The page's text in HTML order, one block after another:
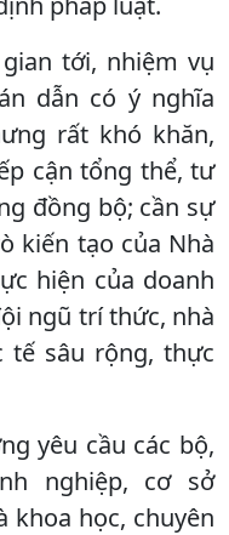
tới, nhiệm vụ
dẫn có ý nghĩa
rất khó khăn,
cận tổng thể, tư
đồng bộ; cần sự
kiến tạo của Nhà
hiện của doanh
ngũ trí thức, nhà
tế sâu rộng, thực
yêu cầu các bộ,
nghiệp, cơ sở
khoa học, chuyên